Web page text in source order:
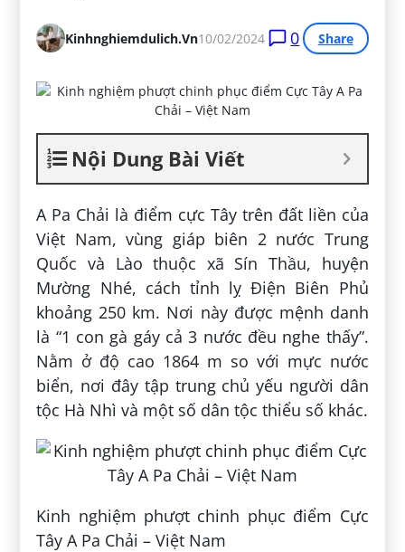
Kinhnghiemdulich.vn10/02/2024 0 Share
Nội Dung Bài Viết
A Pa Chải là điểm cực Tây trên đất liền của
Việt Nam, vùng giáp biên 2 nước Trung
Quốc và Lào thuộc xã Sín Thầu, huyện
Mường Nhé, cách tỉnh lỵ Điện Biên Phủ
khoảng 250 km. Nơi này được mệnh danh
là “1 con gà gáy cả 3 nước đều nghe thấy”.
Nằm ở độ cao 1864 m so với mực nước
biển, nơi đây tập trung chủ yếu người dân
tộc Hà Nhì và một số dân tộc thiểu số khác.
Kinh nghiệm phượt chinh phục điểm Cực
Tây A Pa Chải – Việt Nam